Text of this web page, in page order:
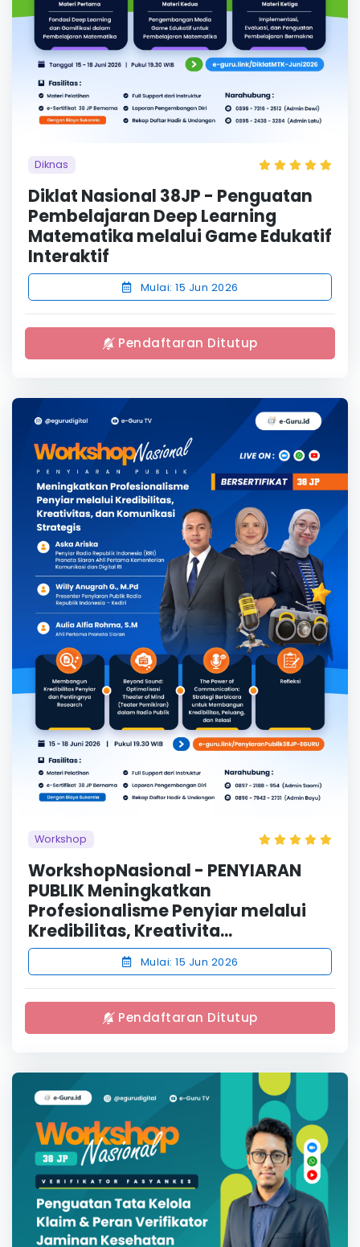
Diknas
Diklat Nasional 38JP - Penguatan
Pembelajaran Deep Learning
Matematika melalui Game Edukatif
Interaktif
Mulai: 15 Jun 2026
Pendaftaran Ditutup
Workshop
WorkshopNasional - PENYIARAN
PUBLIK Meningkatkan
Profesionalisme Penyiar melalui
Kredibilitas, Kreativita...
Mulai: 15 Jun 2026
Pendaftaran Ditutup